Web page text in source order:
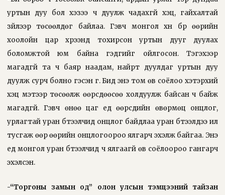
уртын дуу бол хэзээ ч дуулж чадахгүй хэцүү, гайхалтай
зүйлээр төсөөлдөг байлаа. Гэвч монгол хүн бүр өөрийн
хоолойн цар хүрээнд тохирсон уртын дууг дуулах
боломжтой юм байна гэдгийг ойлгосон. Тэгэхээр
магадгүй та ч баяр наадам, найрт дуулдаг уртын дуу
дуулж сурч болно гэсэн үг. Бид энэ том өв соёлоо хэтэрхий
хэцүү мэтээр төсөөлж өөрсдөөсөө холдуулж байсан ч байж
магадгүй. Гэвч өнөө цаг үед өөрсдийн өвөрмөц онцлог,
урлагтай уран бүтээлчид онцлог байдлаа уран бүтээлдээ илүү
тусгаж өөр өөрийн онцлогоороо ялгарч эхэлж байгаа. Энэ
үед монгол уран бүтээлчид ч ялгаагүй өв соёлоороо гангарч
эхэлсэн.
-“Торгоны замын од” олон улсын тэмцээний тайзан